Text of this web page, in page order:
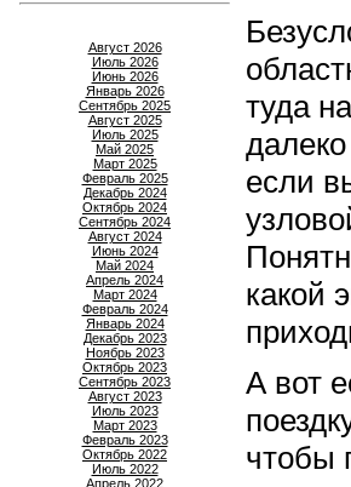
Август 2026
Июль 2026
Июнь 2026
Январь 2026
Сентябрь 2025
Август 2025
Июль 2025
Май 2025
Март 2025
Февраль 2025
Декабрь 2024
Октябрь 2024
Сентябрь 2024
Август 2024
Июнь 2024
Май 2024
Апрель 2024
Март 2024
Февраль 2024
Январь 2024
Декабрь 2023
Ноябрь 2023
Октябрь 2023
Сентябрь 2023
Август 2023
Июль 2023
Март 2023
Февраль 2023
Октябрь 2022
Июль 2022
Апрель 2022
туда
если
какой
А вот
чтобы